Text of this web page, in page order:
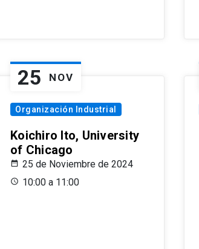
25 NOV
Organización Industrial
Koichiro Ito, University
of Chicago
25 de Noviembre de 2024
10:00 a 11:00